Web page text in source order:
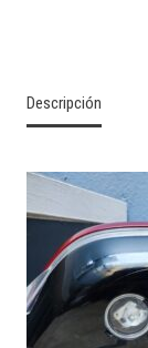
Descripción